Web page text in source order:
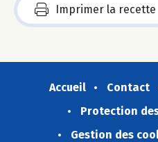
Imprimer la recette
Accueil Contact
Protection
Gestion des